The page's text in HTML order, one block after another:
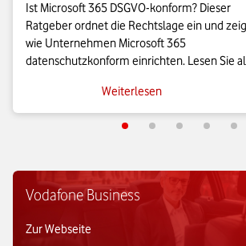
Ist Microsoft 365 DSGVO-konform? Dieser
Ratgeber ordnet die Rechtslage ein und
wie Unternehmen Microsoft 365
datenschutzkonform einrichten. Lesen Sie
Auftragsverarbeitungsvertrag und zu
Einstellungen für Diagnosedaten und
Weiterlesen
Vodafone Business
Zur Webseite